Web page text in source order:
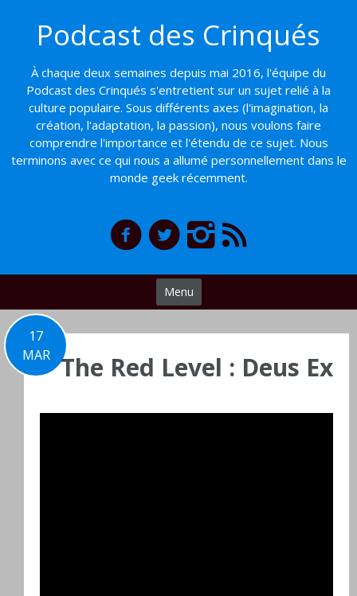
contenu
Podcast des Crinqués
À chaque deux semaines depuis mai 2016, l'équipe du
Podcast des Crinqués s'entretient sur un sujet relié à la
culture populaire. Sous différents axes (l'imagination, la
création, l'adaptation, la passion), nous voulons faire
comprendre l'importance et l'étendu de ce sujet. Nous
terminons avec ce qui nous a allumé personnellement dans le
monde geek récemment.
Menu
17
MAR
The Red Level : Deus Ex